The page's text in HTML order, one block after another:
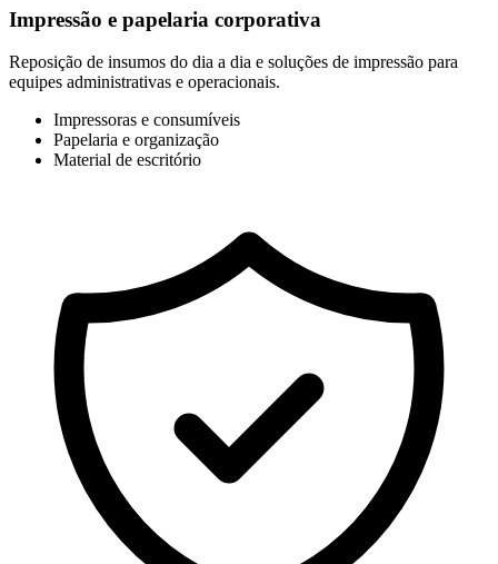
Impressão e papelaria corporativa
Reposição de insumos do dia a dia e soluções de impressão para
equipes administrativas e operacionais.
Impressoras e consumíveis
Papelaria e organização
Material de escritório